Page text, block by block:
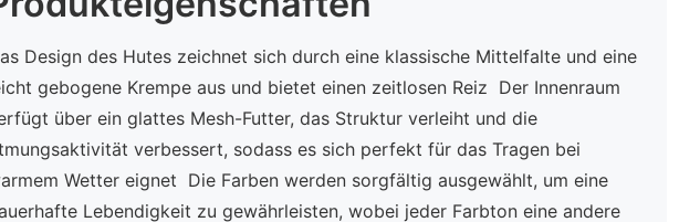
Design des Hutes zeichnet sich durch eine klassische Mittelfalte und eine
gebogene Krempe aus und bietet einen zeitlosen Reiz Der Innenraum
über ein glattes Mesh-Futter, das Struktur verleiht und die
verbessert, sodass es sich perfekt für das Tragen bei
Wetter eignet Die Farben werden sorgfältig ausgewählt, um eine
Lebendigkeit zu gewährleisten, wobei jeder Farbton eine andere